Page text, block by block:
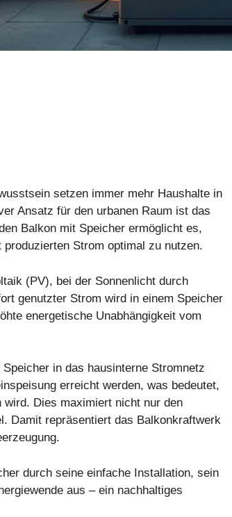
setzen immer mehr Haushalte in
Ansatz für den urbanen Raum ist das
Balkon mit Speicher ermöglicht es,
Strom optimal zu nutzen.
(PV), bei der Sonnenlicht durch
genutzter Strom wird in einem Speicher
energetische Unabhängigkeit vom
in das hausinterne Stromnetz
erreicht werden, was bedeutet,
Dies maximiert nicht nur den
Damit repräsentiert das Balkonkraftwerk
durch seine einfache Installation, sein
aus – ein nachhaltiges